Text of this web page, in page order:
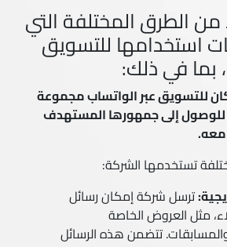
الطرق المختلفة التي
استخدامها للتسويق
بما في ذلك:
للتسويق عبر الواتساب مجموعة
إلى جمهورها المستهدف
معه.
ترسل شركة إمكان رسائل
مثل العروض الخاصة
تتضمن هذه الرسائل